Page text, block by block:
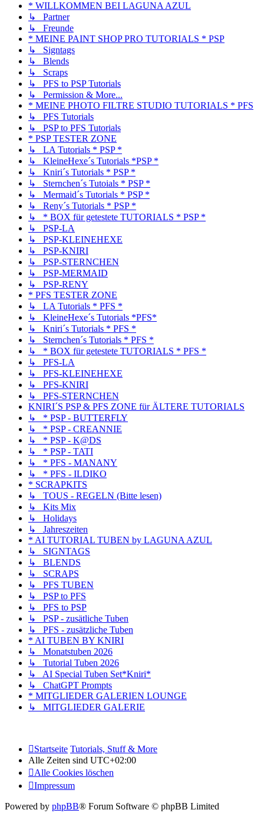
* WILLKOMMEN BEI LAGUNA AZUL
↳ Partner
↳ Freunde
* MEINE PAINT SHOP PRO TUTORIALS * PSP
↳ Signtags
↳ Blends
↳ Scraps
↳ PFS to PSP Tutorials
↳ Permission & More...
* MEINE PHOTO FILTRE STUDIO TUTORIALS * PFS
↳ PFS Tutorials
↳ PSP to PFS Tutorials
* PSP TESTER ZONE
↳ LA Tutorials * PSP *
↳ KleineHexe´s Tutorials *PSP *
↳ Kniri´s Tutorials * PSP *
↳ Sternchen´s Tutoials * PSP *
↳ Mermaid´s Tutorials * PSP *
↳ Reny´s Tutorials * PSP *
↳ * BOX für getestete TUTORIALS * PSP *
↳ PSP-LA
↳ PSP-KLEINEHEXE
↳ PSP-KNIRI
↳ PSP-STERNCHEN
↳ PSP-MERMAID
↳ PSP-RENY
* PFS TESTER ZONE
↳ LA Tutorials * PFS *
↳ KleineHexe´s Tutorials *PFS*
↳ Kniri´s Tutorials * PFS *
↳ Sternchen´s Tutorials * PFS *
↳ * BOX für getestete TUTORIALS * PFS *
↳ PFS-LA
↳ PFS-KLEINEHEXE
↳ PFS-KNIRI
↳ PFS-STERNCHEN
KNIRI´S PSP & PFS ZONE für ÄLTERE TUTORIALS
↳ * PSP - BUTTERFLY
↳ * PSP - CREANNIE
↳ * PSP - K@DS
↳ * PSP - TATI
↳ * PFS - MANANY
↳ * PFS - ILDIKO
* SCRAPKITS
↳ TOUS - REGELN (Bitte lesen)
↳ Kits Mix
↳ Holidays
↳ Jahreszeiten
* AI TUTORIAL TUBEN by LAGUNA AZUL
↳ SIGNTAGS
↳ BLENDS
↳ SCRAPS
↳ PFS TUBEN
↳ PSP to PFS
↳ PFS to PSP
↳ PSP - zusätliche Tuben
↳ PFS - zusätzliche Tuben
* AI TUBEN BY KNIRI
↳ Monatstuben 2026
↳ Tutorial Tuben 2026
↳ AI Special Tuben Set*Kniri*
↳ ChatGPT Prompts
* MITGLIEDER GALERIEN LOUNGE
↳ MITGLIEDER GALERIE
Startseite Tutorials, Stuff & More
Alle Zeiten sind UTC+02:00
Alle Cookies löschen
Impressum
Powered by phpBB® Forum Software © phpBB Limited